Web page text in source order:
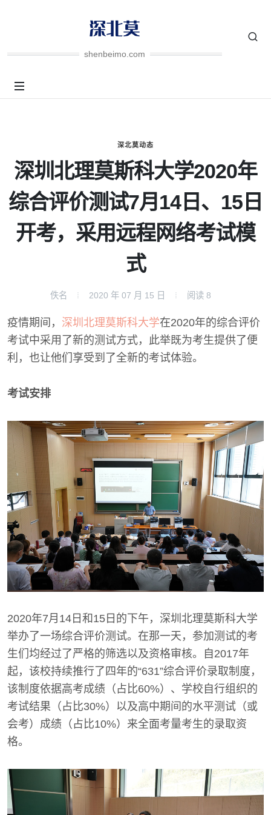
shenbeimo.com
深北莫动态
深圳北理莫斯科大学2020年
综合评价测试7月14日、15日
开考，采用远程网络考试模
式
佚名 2020 年 07 月 15 日 阅读 8
疫情期间， 深圳北理莫斯科大学在2020年的综合评价
考试中采用了新的测试方式，此举既为考生提供了便
利，也让他们享受到了全新的考试体验。
考试安排
2020年7月14日和15日的下午，深圳北理莫斯科大学
举办了一场综合评价测试。在那一天，参加测试的考
生们均经过了严格的筛选以及资格审核。自2017年
起，该校持续推行了四年的“631”综合评价录取制度，
该制度依据高考成绩（占比60%）、学校自行组织的
考试结果（占比30%）以及高中期间的水平测试（或
会考）成绩（占比10%）来全面考量考生的录取资
格。